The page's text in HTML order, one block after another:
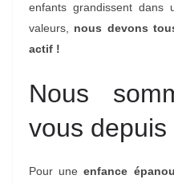
enfants grandissent
valeurs, nous devons
actif !
Nous
vous depuis
Pour uneenfance